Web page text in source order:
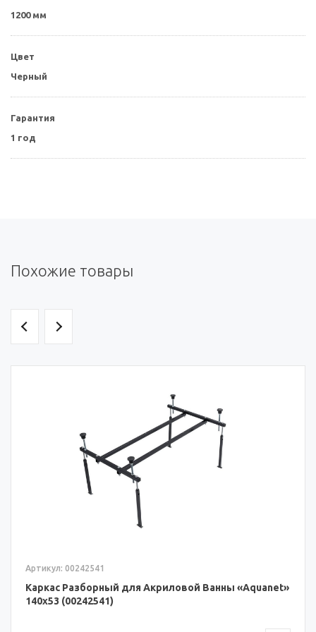
1200 мм
Цвет
Черный
Гарантия
1 год
Похожие товары
Артикул: 00242541
Каркас Разборный для Акриловой Ванны «Aquanet»
140x53 (00242541)